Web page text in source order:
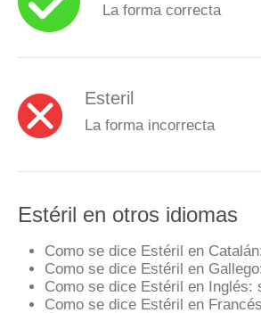
La forma correcta
Esteril
La forma incorrecta
Estéril en otros idiomas
Como se dice Estéril en
Como se dice Estéril en
Como se dice Estéril en Inglés:
Como se dice Estéril en